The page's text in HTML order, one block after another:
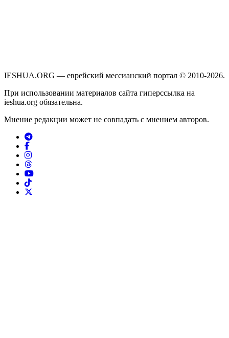
IESHUA.ORG — еврейский мессианский портал © 2010-2026.
При использовании материалов сайта гиперссылка на
ieshua.org обязательна.
Мнение редакции может не совпадать с мнением авторов.